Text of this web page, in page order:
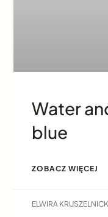
Water
blue
ZOBACZ WIĘCEJ
ELWIRA